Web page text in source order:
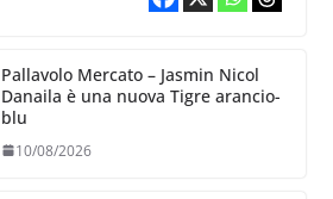
Pallavolo Mercato – Jasmin Nicol
Danaila è una nuova Tigre arancio-
blu
10/08/2026